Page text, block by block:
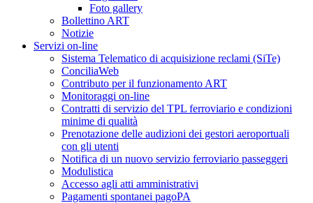
Foto gallery
Bollettino ART
Notizie
Servizi on-line
Sistema Telematico di acquisizione reclami (SiTe)
ConciliaWeb
Contributo per il funzionamento ART
Monitoraggi on-line
Contratti di servizio del TPL ferroviario e condizioni
minime di qualità
Prenotazione delle audizioni dei gestori aeroportuali
con gli utenti
Notifica di un nuovo servizio ferroviario passeggeri
Modulistica
Accesso agli atti amministrativi
Pagamenti spontanei pagoPA